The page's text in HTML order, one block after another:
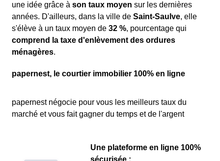
une idée grâce à son taux moyen sur les dernières
années. D'ailleurs, dans la ville de Saint-Saulve, elle
s'élève à un taux moyen de 32 %, pourcentage qui
comprend la taxe d'enlèvement des ordures
ménagères.
papernest, le courtier immobilier 100% en ligne
papernest négocie pour vous les meilleurs taux du
marché et vous fait gagner du temps et de l'argent
Une plateforme en ligne 100%
sécurisée :